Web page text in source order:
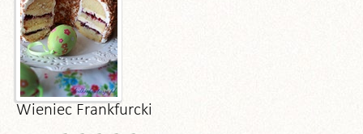
Wieniec Frankfurcki